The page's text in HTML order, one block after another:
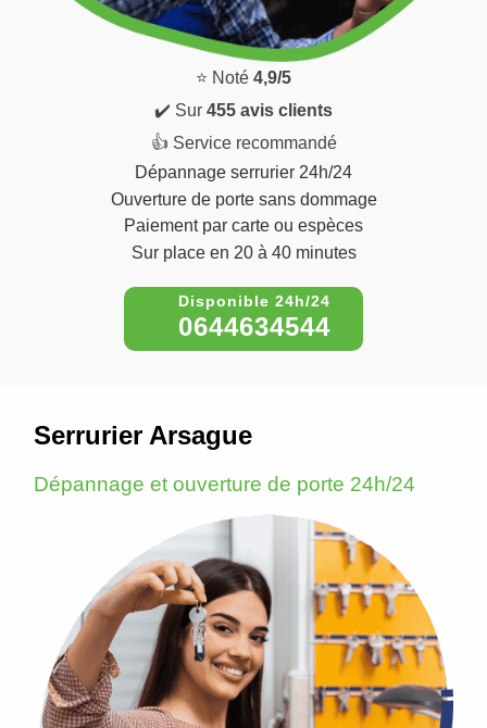
⭐ Noté 4,9/5
✔️ Sur 455 avis clients
👍 Service recommandé
Dépannage serrurier 24h/24
Ouverture de porte sans dommage
Paiement par carte ou espèces
Sur place en 20 à 40 minutes
0644634544
Serrurier Arsague
Dépannage et ouverture de porte 24h/24